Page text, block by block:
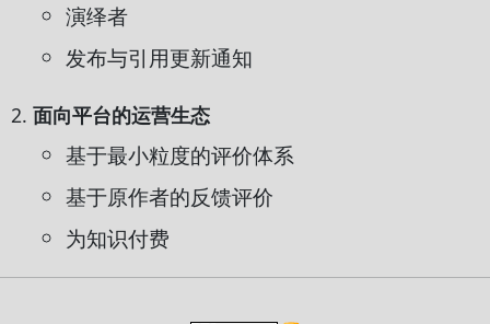
演绎者
发布与引用更新通知
面向平台的运营生态
基于最小粒度的评价体系
基于原作者的反馈评价
为知识付费